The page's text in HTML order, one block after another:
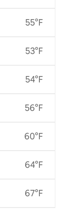
55°F
53°F
54°F
56°F
60°F
64°F
67°F